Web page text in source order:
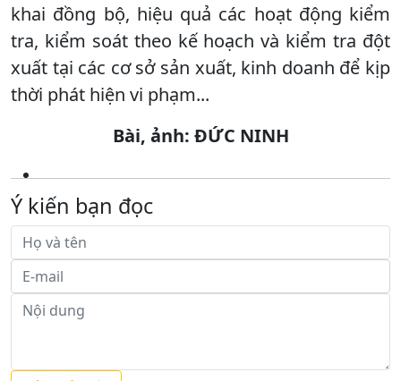
khai đồng bộ, hiệu quả các hoạt động kiểm
tra, kiểm soát theo kế hoạch và kiểm tra đột
xuất tại các cơ sở sản xuất, kinh doanh để kịp
thời phát hiện vi phạm...
Bài, ảnh: ĐỨC NINH
Ý kiến bạn đọc